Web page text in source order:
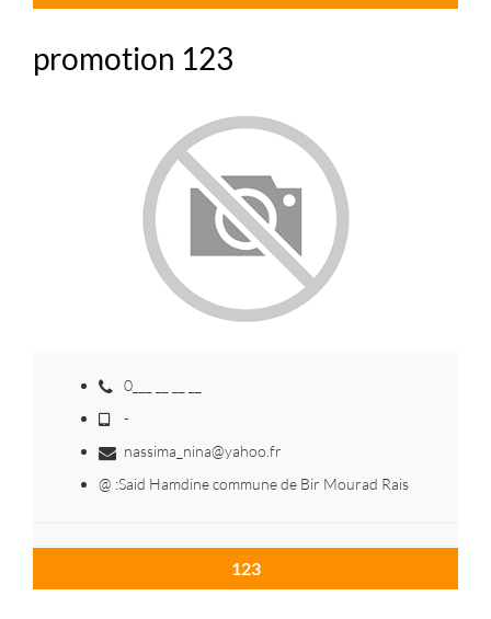
promotion 123
0___ __ __ __
-
nassima_nina@yahoo.fr
@ :Said Hamdine commune de Bir Mourad Rais
123